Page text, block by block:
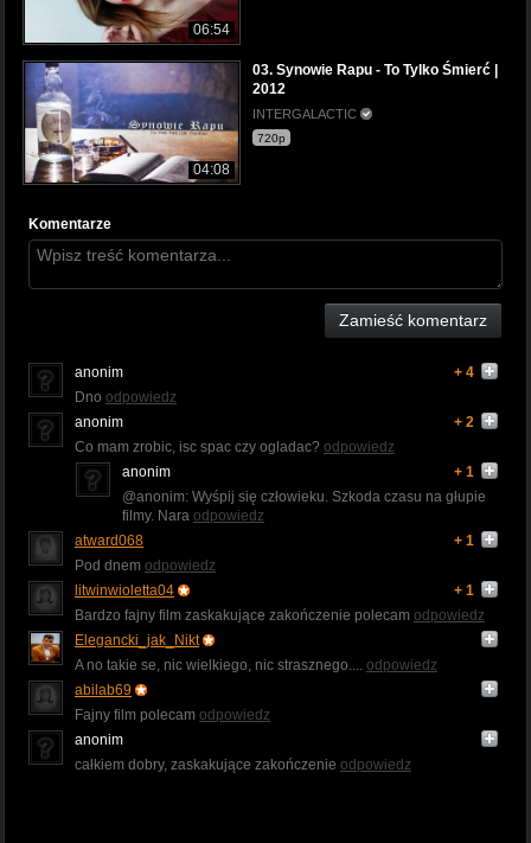
06:54
04:08
03. Synowie Rapu - To Tylko Śmierć |
2012
INTERGALACTIC
720p
Komentarze
Zamieść komentarz
anonim
+ 4
Dno odpowiedz
anonim
+ 2
Co mam zrobic, isc spac czy ogladac? odpowiedz
anonim
+ 1
@anonim: Wyśpij się człowieku. Szkoda czasu na głupie
filmy. Nara odpowiedz
atward068
+ 1
Pod dnem odpowiedz
litwinwioletta04
+ 1
Bardzo fajny film zaskakujące zakończenie polecam odpowiedz
Elegancki_jak_Nikt
A no takie se, nic wielkiego, nic strasznego.... odpowiedz
abilab69
Fajny film polecam odpowiedz
anonim
całkiem dobry, zaskakujące zakończenie odpowiedz